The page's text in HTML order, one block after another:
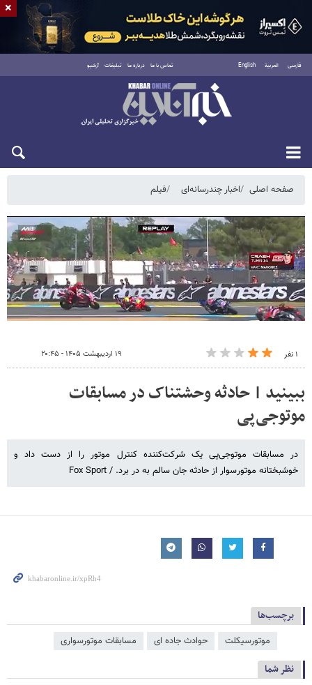
فارسی العربية English تماس با ما درباره ما تبلیغات آرشیو
دوشنبه ۱۹ مرداد ۱۴۰۵
صفحه اصلی اخبار چندرسانه‌ای فیلم
۱ نفر ۱۹ اردیبهشت ۱۴۰۵ - ۲۰:۴۵
ببینید | حادثه وحشتناک در مسابقات
موتوجی‌پی
در مسابقات موتوجی‌پی یک شرکت‌کننده کنترل موتور را از دست داد و
خوشبختانه موتورسوار از حادثه جان سالم به در برد. / Fox Sport
برچسب‌ها
موتورسیکلت حوادث جاده ای مسابقات موتورسواری
نظر شما
×